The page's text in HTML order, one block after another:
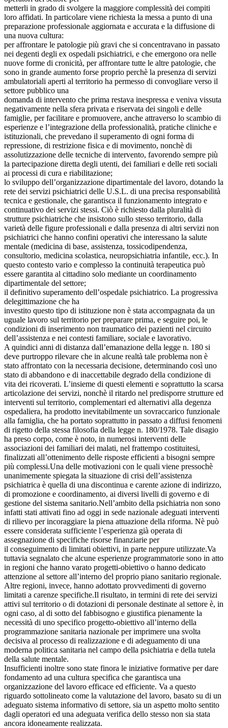
metterli in grado di svolgere la maggiore complessità dei compiti
loro affidati. In particolare viene richiesta la messa a punto di una
preparazione professionale aggiornata e accurata e la diffusione di
una nuova cultura:
per affrontare le patologie più gravi che si concentravano in passato
nei degenti degli ex ospedali psichiatrici, e che emergono ora nelle
nuove forme di cronicità, per affrontare tutte le altre patologie, che
sono in grande aumento forse proprio perchè la presenza di servizi
ambulatoriali aperti al territorio ha permesso di convogliare verso il
settore pubblico una
domanda di intervento che prima restava inespressa e veniva vissuta
negativamente nella sfera privata e riservata dei singoli e delle
famiglie, per facilitare e promuovere, anche attraverso lo scambio di
esperienze e l’integrazione della professionalità, pratiche cliniche e
istituzionali, che prevedano il superamento di ogni forma di
repressione, di restrizione fisica e di movimento, nonchè di
assolutizzazione delle tecniche di intervento, favorendo sempre più
la partecipazione diretta degli utenti, dei familiari e delle reti sociali
ai processi di cura e riabilitazione;
lo sviluppo dell’organizzazione dipartimentale del lavoro, dotando la
rete dei servizi psichiatrici delle U.S.L. di una precisa responsabilità
tecnica e gestionale, che garantisca il funzionamento integrato e
continuativo dei servizi stessi. Ciò è richiesto dalla pluralità di
strutture psichiatriche che insistono sullo stesso territorio, dalla
varietà delle figure professionali e dalla presenza di altri servizi non
psichiatrici che hanno confini operativi che interessano la salute
mentale (medicina di base, assistenza, tossicodipendenza,
consultorio, medicina scolastica, neuropsichiatria infantile, ecc.). In
questo contesto vario e complesso la continuità terapeutica può
essere garantita al cittadino solo mediante un coordinamento
dipartimentale del settore;
il definitivo superamento dell’ospedale psichiatrico. La progressiva
delegittimazione che ha
investito questo tipo di istituzione non è stata accompagnata da un
uguale lavoro sul territorio per preparare prima, e seguire poi, le
condizioni di inserimento non traumatico dei pazienti nel circuito
dell’assistenza e nei contesti familiare, sociale e lavorativo.
A quindici anni di distanza dall’emanazione della legge n. 180 si
deve purtroppo rilevare che in alcune realtà tale problema non è
stato affrontato con la necessaria decisione, determinando così uno
stato di abbandono e di inaccettabile degrado della condizione di
vita dei ricoverati. L’insieme di questi elementi e soprattutto la scarsa
articolazione dei servizi, nonchè il ritardo nel predisporre strutture ed
interventi sul territorio, complementari ed alternativi alla degenza
ospedaliera, ha prodotto inevitabilmente un sovraccarico funzionale
alla famiglia, che ha portato soprattutto in passato a diffusi fenomeni
di rigetto della stessa filosofia della legge n. 180/1978. Tale disagio
ha preso corpo, come è noto, in numerosi interventi delle
associazioni dei familiari dei malati, nel frattempo costituitesi,
finalizzati all’ottenimento delle risposte efficienti a bisogni sempre
più complessi.Una delle motivazioni con le quali viene pressochè
unanimemente spiegata la situazione di crisi dell’assistenza
psichiatrica è quella di una discontinua e carente azione di indirizzo,
di promozione e coordinamento, ai diversi livelli di governo e di
gestione del sistema sanitario.Nell’ambito della psichiatria non sono
infatti stati attivati fino ad oggi in sede nazionale adeguati interventi
di rilievo per incoraggiare la piena attuazione della riforma. Nè può
essere considerata sufficiente l’esperienza già operata di
assegnazione di specifiche risorse finanziarie per
il conseguimento di limitati obiettivi, in parte neppure utilizzate.Va
tuttavia segnalato che alcune esperienze programmatorie sono in atto
in regioni che hanno varato progetti-obiettivo o hanno dedicato
attenzione al settore all’interno del proprio piano sanitario regionale.
Altre regioni, invece, hanno adottato provvedimenti di governo
limitati a carenze specifiche.Il risultato, in termini di rete dei servizi
attivi sul territorio o di dotazioni di personale destinate al settore è, in
ogni caso, al di sotto del fabbisogno e giustifica pienamente la
necessità di uno specifico progetto-obiettivo all’interno della
programmazione sanitaria nazionale per imprimere una svolta
decisiva al processo di realizzazione e di adeguamento di una
moderna politica sanitaria nel campo della psichiatria e della tutela
della salute mentale.
Insufficienti inoltre sono state finora le iniziative formative per dare
fondamento ad una cultura specifica che garantisca una
organizzazione del lavoro efficace ed efficiente. Va a questo
riguardo sottolineato come la valutazione del lavoro, basato su di un
adeguato sistema informativo di settore, sia un aspetto molto sentito
dagli operatori ed una adeguata verifica dello stesso non sia stata
ancora idoneamente realizzata.